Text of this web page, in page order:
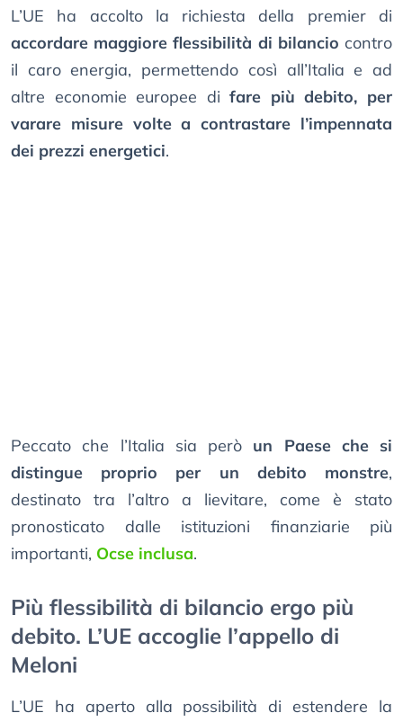
L’UE ha accolto la richiesta della premier di
accordare maggiore flessibilità di bilancio contro
il caro energia, permettendo così all’Italia e ad
altre economie europee difare più debito, per
varare misure volte a contrastare l’impennata
dei prezzi energetici.
Peccato che l’Italia sia però un Paese che si
distingue proprio per un debito monstre,
destinato tra l’altro a lievitare, come è stato
pronosticato dalle istituzioni finanziarie più
importanti, Ocse inclusa.
Più flessibilità di bilancio ergo più
debito. L’UE accoglie l’appello di
Meloni
L’UE ha aperto alla possibilità di estendere la